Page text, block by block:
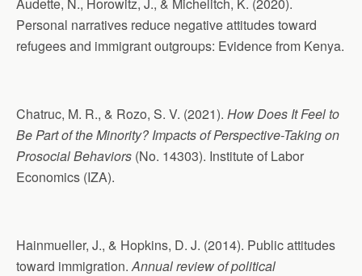
Personal narratives reduce negative attitudes toward
refugees and immigrant outgroups: Evidence from Kenya.
Chatruc, M. R., & Rozo, S. V. (2021). How Does It Feel to
Be Part of the Minority? Impacts of Perspective-Taking on
Prosocial Behaviors (No. 14303). Institute of Labor
Economics (IZA).
Hainmueller, J., & Hopkins, D. J. (2014). Public attitudes
toward immigration.Annual review of political